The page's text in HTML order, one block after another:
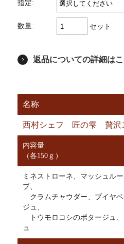
指定:
数量: セット
返品についての詳細は
名称
西村シェフ 匠の雫 贅沢
内容量
（各150ｇ）
ミネストローネ、マッシュル
プ、
クラムチャウダー、ブイヤ
ジュ、
トウモロコシのポタージュ
ュ